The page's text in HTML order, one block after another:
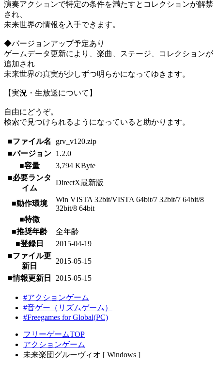
演奏アクションで特定の条件を満たすとコレクションが解禁
され、
未来世界の情報を入手できます。
◆バージョンアップ予定あり
ゲームデータ更新により、楽曲、ステージ、コレクションが
追加され
未来世界の真実が少しずつ明らかになってゆきます。
【実況・生放送について】
自由にどうぞ。
検索で見つけられるようになっていると助かります。
■ファイル名
grv_v120.zip
■バージョン 1.2.0
■容量
3,794 KByte
■必要ランタ
イム
DirectX最新版
■動作環境
Win VISTA 32bit/VISTA 64bit/7 32bit/7 64bit/8
32bit/8 64bit
■特徴
■推奨年齢
全年齢
■登録日
2015-04-19
■ファイル更
新日
2015-05-15
■情報更新日 2015-05-15
#アクションゲーム
#音ゲー（リズムゲーム）
#Freegames for Global(PC)
フリーゲームTOP
アクションゲーム
未来楽団グルーヴィオ [ Windows ]